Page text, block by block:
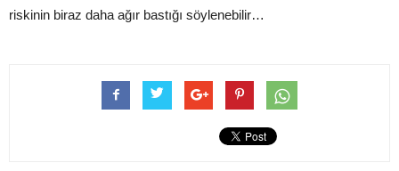
riskinin biraz daha ağır bastığı söylenebilir…